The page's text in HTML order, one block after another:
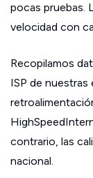
pocas pruebas.
velocidad con
Recopilamos
ISP de nuestras
contrario, las
nacional.